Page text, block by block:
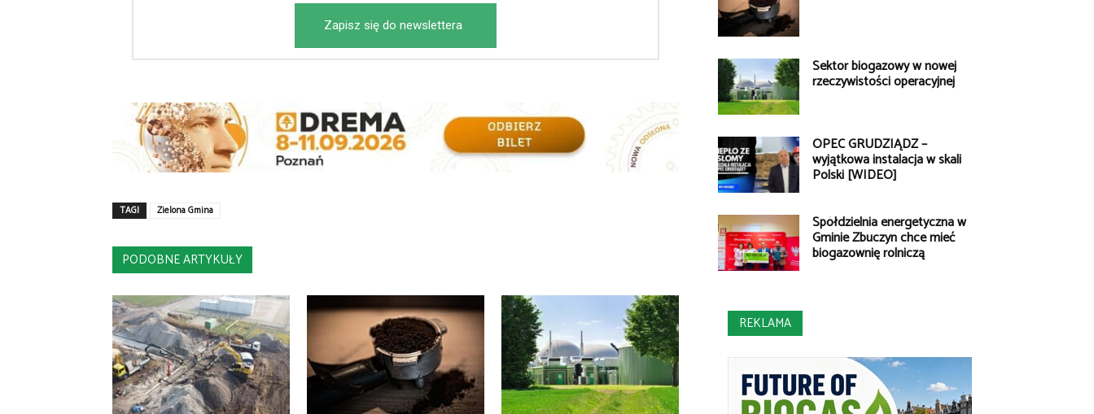
Zapisz się do newslettera
TAGI Zielona Gmina
PODOBNE ARTYKUŁY
Sektor biogazowy w nowej
rzeczywistości operacyjnej
OPEC GRUDZIĄDZ –
wyjątkowa instalacja w skali
Polski [WIDEO]
Spółdzielnia energetyczna w
Gminie Zbuczyn chce mieć
biogazownię rolniczą
REKLAMA